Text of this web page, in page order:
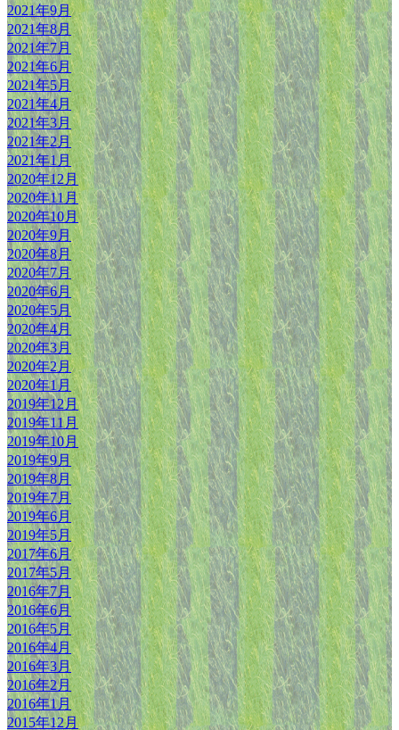
2021年9月
2021年8月
2021年7月
2021年6月
2021年5月
2021年4月
2021年3月
2021年2月
2021年1月
2020年12月
2020年11月
2020年10月
2020年9月
2020年8月
2020年7月
2020年6月
2020年5月
2020年4月
2020年3月
2020年2月
2020年1月
2019年12月
2019年11月
2019年10月
2019年9月
2019年8月
2019年7月
2019年6月
2019年5月
2017年6月
2017年5月
2016年7月
2016年6月
2016年5月
2016年4月
2016年3月
2016年2月
2016年1月
2015年12月